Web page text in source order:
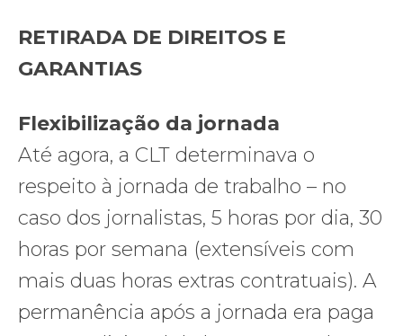
RETIRADA DE DIREITOS E
GARANTIAS
Flexibilização da jornada
Até agora, a CLT determinava o
respeito à jornada de trabalho – no
caso dos jornalistas, 5 horas por dia, 30
horas por semana (extensíveis com
mais duas horas extras contratuais). A
permanência após a jornada era paga